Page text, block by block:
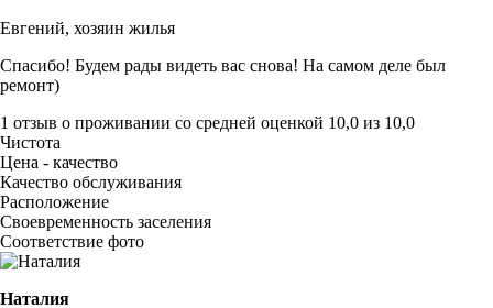
Евгений, хозяин жилья
Спасибо! Будем рады видеть вас снова! На самом деле был
ремонт)
1 отзыв о проживании со средней оценкой 10,0 из 10,0
Чистота
Цена - качество
Качество обслуживания
Расположение
Своевременность заселения
Соответствие фото
Наталия